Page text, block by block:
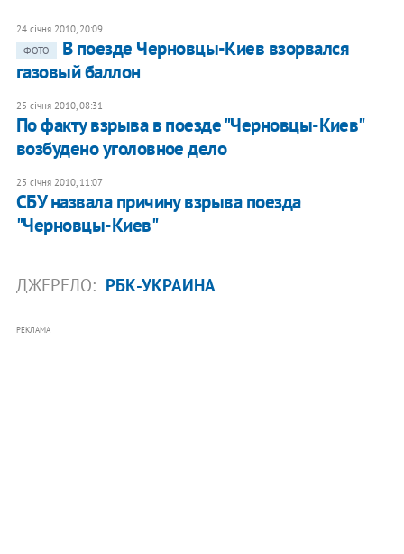
24 січня 2010, 20:09
ФОТО
В поезде Черновцы-Киев взорвался
газовый баллон
25 січня 2010, 08:31
По факту взрыва в поезде "Черновцы-Киев"
возбудено уголовное дело
25 січня 2010, 11:07
СБУ назвала причину взрыва поезда
"Черновцы-Киев"
ДЖЕРЕЛО: РБК-УКРАИНА
РЕКЛАМА